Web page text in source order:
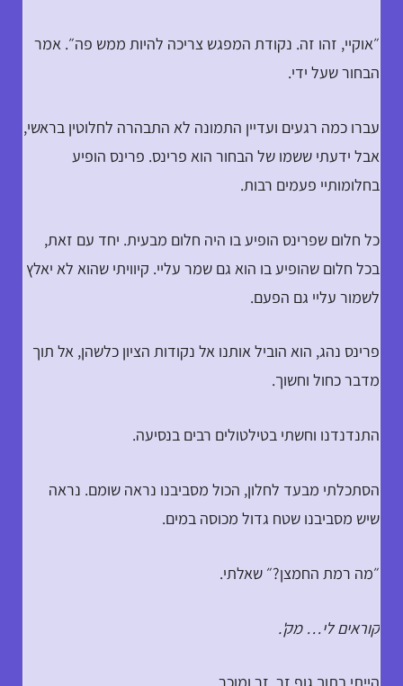
״אוקיי, זהו זה. נקודת המפגש צריכה להיות ממש פה״. אמר
הבחור שעל ידי.
עברו כמה רגעים ועדיין התמונה לא התבהרה לחלוטין בראשי,
אבל ידעתי ששמו של הבחור הוא פרינס. פרינס הופיע
בחלומותיי פעמים רבות.
כל חלום שפרינס הופיע בו היה חלום מבעית. יחד עם זאת,
בכל חלום שהופיע בו הוא גם שמר עליי. קיוויתי שהוא לא יאלץ
לשמור עליי גם הפעם.
פרינס נהג, הוא הוביל אותנו אל נקודות הציון כלשהן, אל תוך
מדבר כחול וחשוך.
התנדנדנו וחשתי בטילטולים רבים בנסיעה.
הסתכלתי מבעד לחלון, הכול מסביבנו נראה שומם. נראה
שיש מסביבנו שטח גדול מכוסה במים.
״מה רמת החמצן?״ שאלתי.
קוראים לי… מק'.